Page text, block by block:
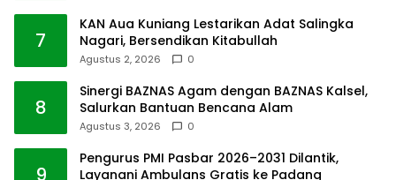
7
KAN Aua Kuniang Lestarikan Adat Salingka
Nagari, Bersendikan Kitabullah
Agustus 2, 2026 0
8
Sinergi BAZNAS Agam dengan BAZNAS Kalsel,
Salurkan Bantuan Bencana Alam
Agustus 3, 2026 0
9
Pengurus PMI Pasbar 2026–2031 Dilantik,
Layanani Ambulans Gratis ke Padang